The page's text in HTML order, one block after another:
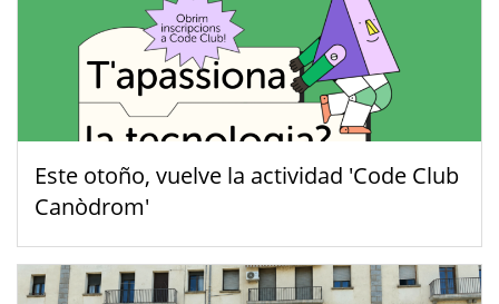
Este otoño, vuelve la actividad 'Code Club
Canòdrom'